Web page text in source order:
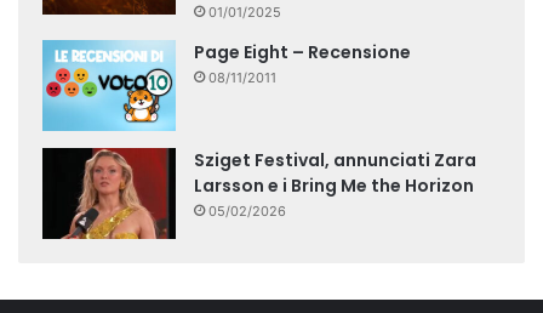
01/01/2025
Page Eight – Recensione
08/11/2011
Sziget Festival, annunciati Zara
Larsson e i Bring Me the Horizon
05/02/2026